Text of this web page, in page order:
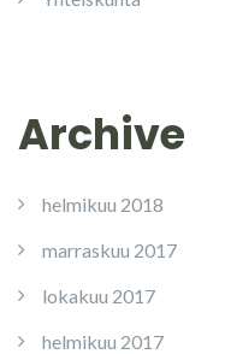
Archive
helmikuu 2018
marraskuu 2017
lokakuu 2017
helmikuu 2017